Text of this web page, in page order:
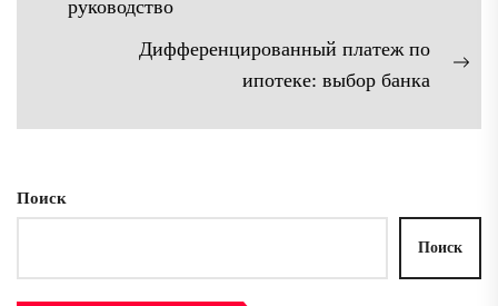
Предыдущая
руководство
Дифференцированный платеж по
ипотеке: выбор банка
Поиск
Поиск